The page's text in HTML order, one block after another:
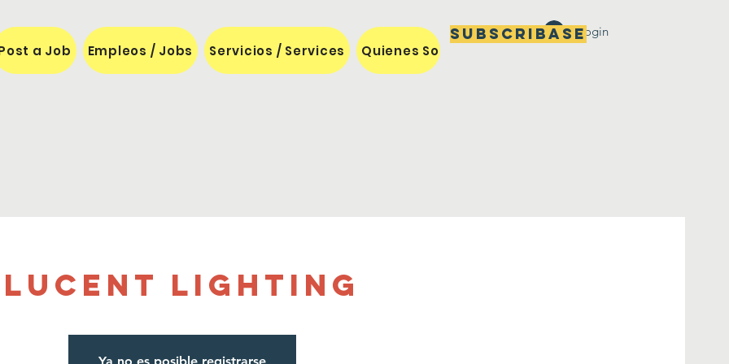
Subscribase
a Job Empleos / Jobs Servicios / Services Quienes Somos / Our Mission
Login
Lucent Lighting